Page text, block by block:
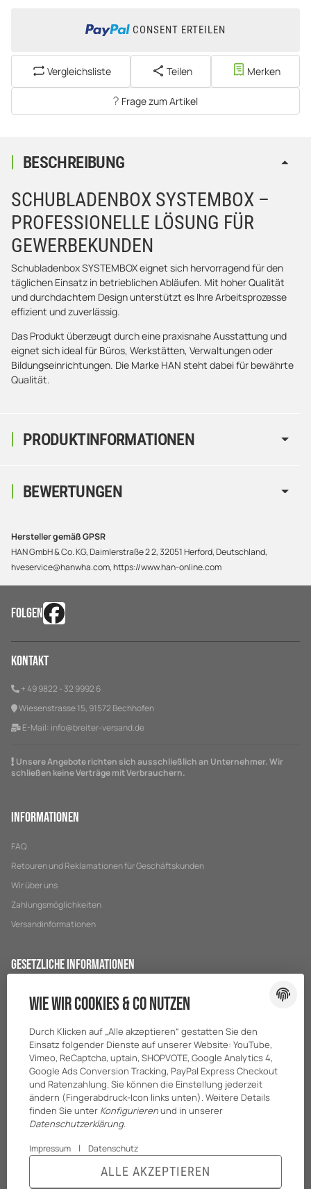
CONSENT ERTEILEN
Vergleichsliste Teilen Merken
Frage zum Artikel
PRODUKTINFORMATIONEN
BESCHREIBUNG
SCHUBLADENBOX SYSTEMBOX –
PROFESSIONELLE LÖSUNG FÜR
GEWERBEKUNDEN
Schubladenbox SYSTEMBOX eignet sich hervorragend für den
täglichen Einsatz in betrieblichen Abläufen. Mit hoher Qualität
und durchdachtem Design unterstützt es Ihre Arbeitsprozesse
effizient und zuverlässig.
Das Produkt überzeugt durch eine praxisnahe Ausstattung und
eignet sich ideal für Büros, Werkstätten, Verwaltungen oder
Bildungseinrichtungen. Die Marke HAN steht dabei für bewährte
Qualität.
BEWERTUNGEN
Hersteller gemäß GPSR
HAN GmbH & Co. KG, Daimlerstraße 2 2, 32051 Herford, Deutschland,
hveservice@hanwha.com, https://www.han-online.com
FOLGEN
Kontakt
+ 49 9822 - 32 9992 6
Wiesenstrasse 15, 91572 Bechhofen
E-Mail: info@breiter-versand.de
Unsere Angebote richten sich ausschließlich an Unternehmer. Wir
schließen keine Verträge mit Verbrauchern.
Informationen
FAQ
Retouren und Reklamationen für Geschäftskunden
Wir über uns
Zahlungsmöglichkeiten
Versandinformationen
Gesetzliche Informationen
Sitemap
Impressum
Batteriegesetzhinweise
Wie wir Cookies & Co nutzen
Durch Klicken auf „Alle akzeptieren“ gestatten Sie den
Einsatz folgender Dienste auf unserer Website: YouTube,
Vimeo, ReCaptcha, uptain, SHOPVOTE, Google Analytics 4,
Google Ads Conversion Tracking, PayPal Express Checkout
und Ratenzahlung. Sie können die Einstellung jederzeit
ändern (Fingerabdruck-Icon links unten). Weitere Details
finden Sie unter Konfigurierenund in unserer
Datenschutzerklärung.
Impressum | Datenschutz
ALLE AKZEPTIEREN